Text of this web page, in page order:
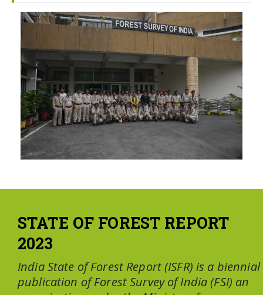
STATE OF FOREST REPORT
2023
India State of Forest Report (ISFR) is a biennial
publication of Forest Survey of India (FSI) an